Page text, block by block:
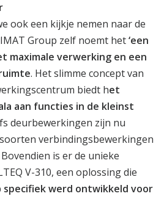
ook een kijkje nemen naar de
Group zelf noemt het‘een
maximale verwerking en een
. Het slimme concept van
biedt het
aan functies in de kleinst
deurbewerkingen zijn nu
verbindingsbewerkingen
is er de unieke
V-310, een oplossing die
specifiek werd ontwikkeld voor